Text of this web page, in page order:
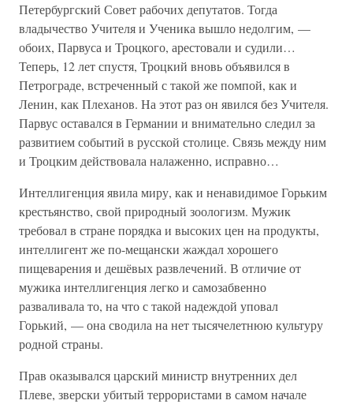
Петербургский Совет рабочих депутатов. Тогда
владычество Учителя и Ученика вышло недолгим, —
обоих, Парвуса и Троцкого, арестовали и судили…
Теперь, 12 лет спустя, Троцкий вновь объявился в
Петрограде, встреченный с такой же помпой, как и
Ленин, как Плеханов. На этот раз он явился без Учителя.
Парвус оставался в Германии и внимательно следил за
развитием событий в русской столице. Связь между ним
и Троцким действовала налаженно, исправно…
Интеллигенция явила миру, как и ненавидимое Горьким
крестьянство, свой природный зоологизм. Мужик
требовал в стране порядка и высоких цен на продукты,
интеллигент же по-мещански жаждал хорошего
пищеварения и дешёвых развлечений. В отличие от
мужика интеллигенция легко и самозабвенно
разваливала то, на что с такой надеждой уповал
Горький, — она сводила на нет тысячелетнюю культуру
родной страны.
Прав оказывался царский министр внутренних дел
Плеве, зверски убитый террористами в самом начале